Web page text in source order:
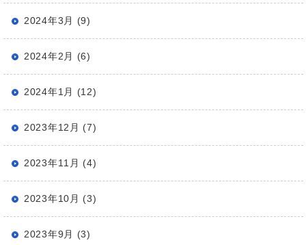
2024年3月 (9)
2024年2月 (6)
2024年1月 (12)
2023年12月 (7)
2023年11月 (4)
2023年10月 (3)
2023年9月 (3)